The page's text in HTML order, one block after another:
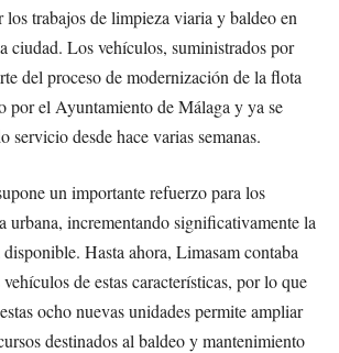
los trabajos de limpieza viaria y baldeo en
ciudad. Los vehículos, suministrados por
del proceso de modernización de la flota
por el Ayuntamiento de Málaga y ya se
servicio desde hace varias semanas.
un importante refuerzo para los
urbana, incrementando significativamente la
Hasta ahora, Limasam contaba
de estas características, por lo que
ocho nuevas unidades permite ampliar
destinados al baldeo y mantenimiento